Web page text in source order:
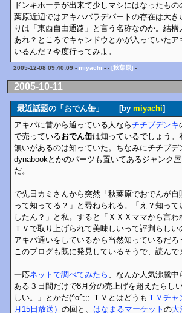
ドンキホーテが出来て少しマシにはなったも
葉原近辺ではアキハバラデパートの存在は大
りは「東西自由通路」と言う名称なのか。結
あれ？ところでキャンドウとかが入っていた
いるんだ？今度行ってみよ。
2005-12-08 09:40:09 - miyachi - - [秋葉原] -
2005-10-11
最近話題の「おでん缶」 [by miyachi]
アキバに昔から通っている人ならチチブデンキ
で売っているおでん缶は知っているでしょう。
無いがあるのは知っていた。ちなみにチチブデ
dynabookとかのパーツも置いてあるジャンク
だ。
で先日カミさんから突然「秋葉原でおでんが自
って知ってる？」と尋ねられる。「え？知っ
したん？」と私。すると「ＸＸＸママから言わ
ＴＶで取り上げられて美味しいって評判らし
アキバ通いをしているから当然知っているだ
このブログも既に発見しているそうで、読ん
一応ネットで調べてみたら 、なんか人気沸騰
ある３日間だけで8月分の売上げを超えたらし
しい。」とかだ(^o^;;; ＴＶとはどうも ＴＶチャ
月15日放送） の回と、 はなまるマーケット の大